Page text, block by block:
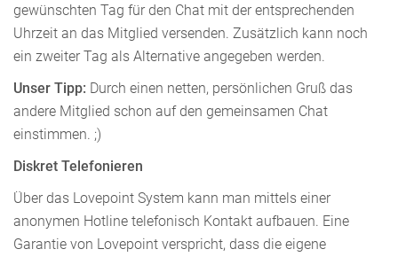
gewünschten Tag für den Chat mit der entsprechenden
Uhrzeit an das Mitglied versenden. Zusätzlich kann noch
ein zweiter Tag als Alternative angegeben werden.
Unser Tipp: Durch einen netten, persönlichen Gruß das
andere Mitglied schon auf den gemeinsamen Chat
einstimmen. ;)
Diskret Telefonieren
Über das Lovepoint System kann man mittels einer
anonymen Hotline telefonisch Kontakt aufbauen. Eine
Garantie von Lovepoint verspricht, dass die eigene